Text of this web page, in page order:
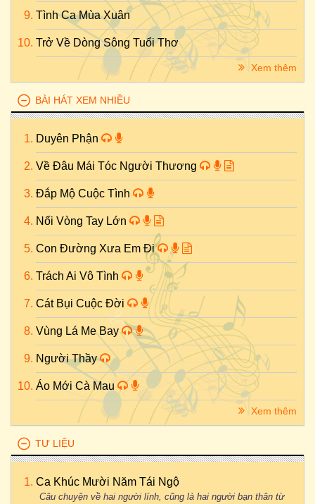
Tình Ca Mùa Xuân
Trở Về Dòng Sông Tuổi Thơ
Xem thêm
BÀI HÁT XEM NHIỀU
Duyên Phận
Về Đâu Mái Tóc Người Thương
Đắp Mộ Cuộc Tình
Nối Vòng Tay Lớn
Con Đường Xưa Em Đi
Trách Ai Vô Tình
Cát Bụi Cuộc Đời
Vùng Lá Me Bay
Người Thầy
Áo Mới Cà Mau
Xem thêm
TƯ LIỆU
Ca Khúc Mười Năm Tái Ngộ
Câu chuyện về hai người lính, cũng là hai người bạn thân từ